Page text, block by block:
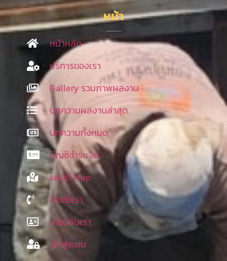
หน้า
หน้าหลัก
บริการของเรา
Gallery รวมภาพผลงาน
บทความผลงานล่าสุด
บทความทั้งหมด
บัญชีชำระเงิน
แผนที่ Map
ติดต่อเรา
เกี่ยวกับเรา
เข้าสู่ระบบ